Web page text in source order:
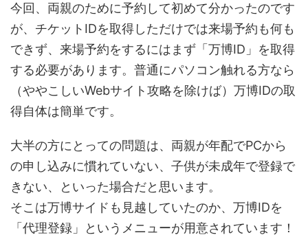
今回、両親のために予約して初めて分かったのです
が、チケットIDを取得しただけでは来場予約も何も
できず、来場予約をするにはまず「万博ID」を取得
する必要があります。普通にパソコン触れる方なら
（ややこしいWebサイト攻略を除けば）万博IDの取
得自体は簡単です。
大半の方にとっての問題は、両親が年配でPCから
の申し込みに慣れていない、子供が未成年で登録で
きない、といった場合だと思います。
そこは万博サイドも見越していたのか、万博IDを
「代理登録」というメニューが用意されています！